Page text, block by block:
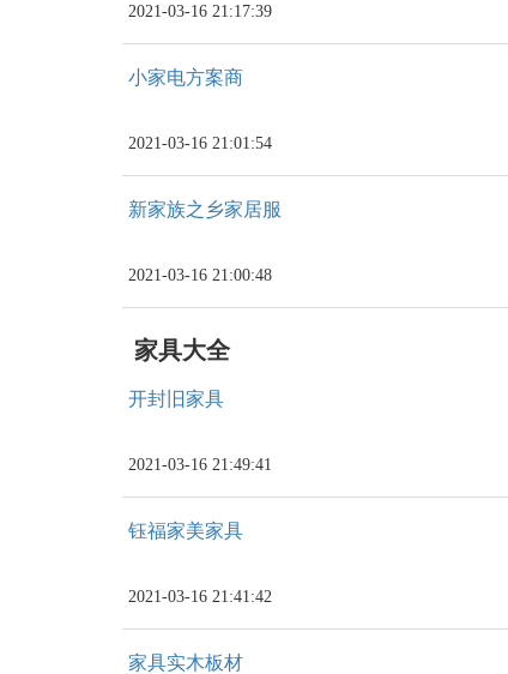
2021-03-16 21:17:39
小家电方案商
2021-03-16 21:01:54
新家族之乡家居服
2021-03-16 21:00:48
家具大全
开封旧家具
2021-03-16 21:49:41
钰福家美家具
2021-03-16 21:41:42
家具实木板材